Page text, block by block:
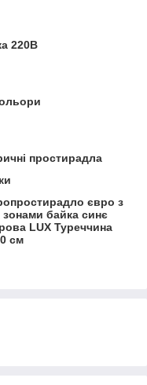
220В
простирадла
євро з
байка синє
LUX Туреччина
см